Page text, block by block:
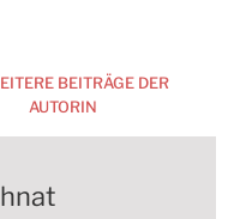
BEITRÄGE DER
AUTORIN